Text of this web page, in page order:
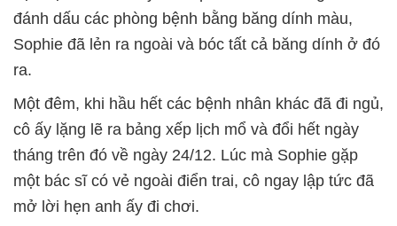
đánh dấu các phòng bệnh bằng băng dính màu,
Sophie đã lẻn ra ngoài và bóc tất cả băng dính ở đó
ra.
Một đêm, khi hầu hết các bệnh nhân khác đã đi ngủ,
cô ấy lặng lẽ ra bảng xếp lịch mổ và đổi hết ngày
tháng trên đó về ngày 24/12. Lúc mà Sophie gặp
một bác sĩ có vẻ ngoài điển trai, cô ngay lập tức đã
mở lời hẹn anh ấy đi chơi.